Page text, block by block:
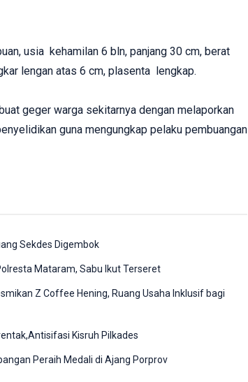
usia kehamilan 6 bln, panjang 30 cm, berat
lengan atas 6 cm, plasenta lengkap.
geger warga sekitarnya dengan melaporkan
guna mengungkap pelaku pembuangan
Sekdes Digembok
Mataram, Sabu Ikut Terseret
Z Coffee Hening, Ruang Usaha Inklusif bagi
Kisruh Pilkades
Peraih Medali di Ajang Porprov